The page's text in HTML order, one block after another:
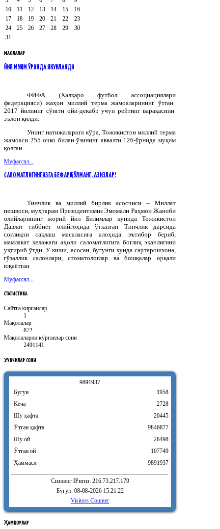
10
11 12 13 14 15
16
17
18 19 20 21 22
23
24
25 26 27 28 29
30
31
МАҚОЛАЛАР
ЙИЛ МУҚИМ ЎРИНДА ЯКУНЛАНДИ
ФИФА (Халқаро футбол
ассоциациялари
федерацияси) жаҳон миллий терма жамоаларининг ўтган
2017 йилнинг сўнгги ойи-декабр учун рейтинг варақасини
эълон қилди
Унинг натижаларига кўра, Тожикистон миллий терма
жамоаси 255 очко билан ўзининг аввалги 126-ўрнида муқим
қолган.
Муфассал...
САЛОМАТЛИГИНГИЗГА БЕФАРҚ БЎЛМАНГ, АЗИЗЛАР!
Тинчлик ва миллий бирлик асосчиси – Миллат
пешвоси, муҳтарам Президентимиз Эмомали Раҳмон Жаноби
олийларининг жорий йил Билимлар кунида Тожикистон
Давлат тиббиёт олийгоҳида ўтказган Тинчлик дарсида
соғлиқни сақлаш масаласига алоҳида эътибор бериб,
мамлакат келажаги аҳоли саломатлигига боғлиқ эканлигини
уқтириб ўтди. У киши, асосан, бугунги кунда сартарошхона,
гўзаллик салонлари, стоматологлар ва бошқалар орқали
юқаётган
Муфассал...
СТАТИСТИКА
Сайтга кирганлар
1
Мақолалар
872
Мақолаларни кӯрганлар сони
2491141
ӮҚУВЧИЛАРСОНИ
9891937
Бугун
Кеча
Шу ҳафта
Ӯтган ҳафта
Шу ой
Ӯтган ой
Ҳаммаси
1958
2728
20445
9846677
28498
107749
9891937
Сизнинг IPнгиз: 216.73.217.179
Бугун: 08-08-2026 15:21:22
Visitors Counter
ҲАМКОРЛАР